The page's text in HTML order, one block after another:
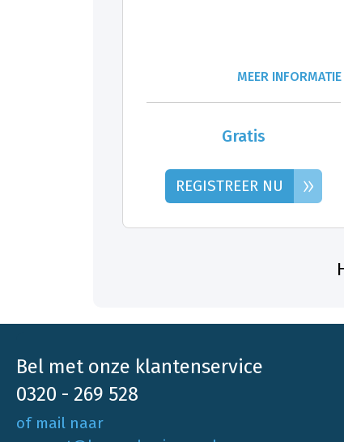
MEER
Gratis
REGISTREER NU »
Bel met onze klantenservice
0320 - 269 528
of mail naar